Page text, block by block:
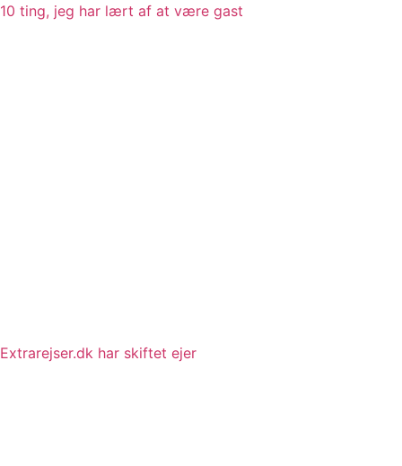
10 ting, jeg har lært af at være gast
Extrarejser.dk har skiftet ejer